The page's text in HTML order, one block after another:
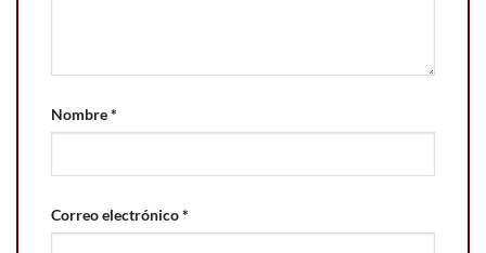
Nombre*
Correo electrónico*